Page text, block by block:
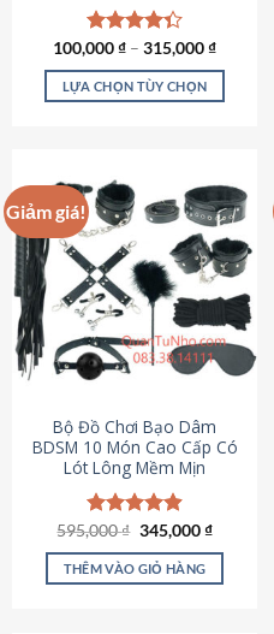
Được xếp
hạng4.33
5 sao
100,000₫ – 315,000₫
LỰA CHỌN TÙY CHỌN
có
nhiều
biến
thể.
Các
tùy
chọn
có
chọn
trên
trang
sản
phẩm
Giảm giá!
Bộ Đồ Chơi Bạo Dâm
BDSM 10 Món Cao Cấp Có
Lót Lông Mềm Mịn
Được xếp
hạng4.88
5 sao
595,000₫ Giá
là:
595,000 ₫.
345,000₫Giá
tại
THÊM VÀO GIỎ HÀNG